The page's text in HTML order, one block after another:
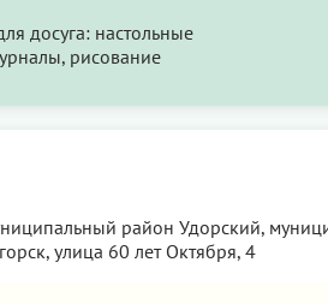
досуга: настольные
рисование
район Удорский,
улица 60 лет Октября, 4